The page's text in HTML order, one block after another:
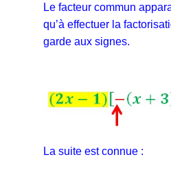
Le facteur commun
qu’à effectuer la
garde aux signes.
La suite est connue :